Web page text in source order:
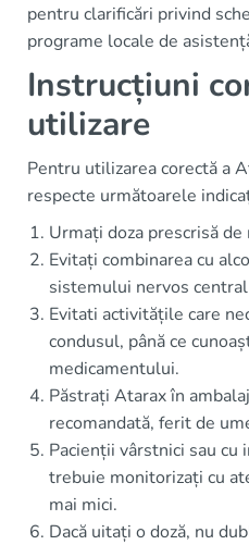
pentru clarificări privind
programe locale de
Instrucțiuni
utilizare
Pentru utilizarea corectă a
respecte următoarele
Urmați doza prescrisă de
Evitați combinarea cu
sistemului nervos
Evitati activitățile care
condusul, până ce
medicamentului.
Păstrați Atarax în
recomandată, ferit de
Pacienții vârstnici sau cu
trebuie monitorizați cu
mai mici.
Dacă uitați o doză, nu